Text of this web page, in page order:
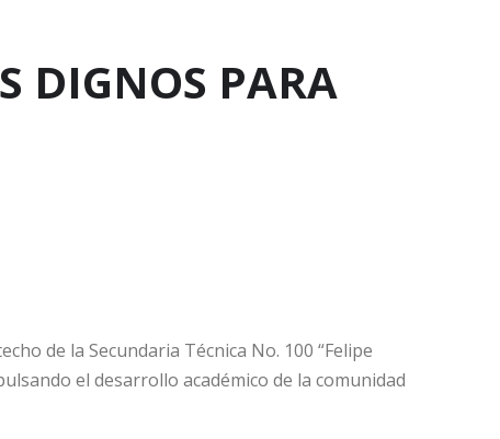
DIGNOS PARA
de la Secundaria Técnica No. 100 “Felipe
el desarrollo académico de la comunidad